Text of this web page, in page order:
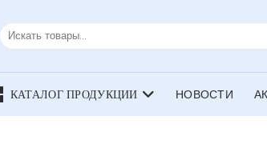
Искать:
НОВОСТИ